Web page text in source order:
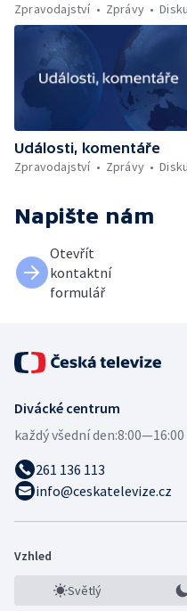
Zpravodajství
Zprávy
Události, komentáře
Zpravodajství
Zprávy
Napište nám
Otevřít
kontaktní
formulář
Divácké centrum
každý všední den:
261 136 113
info@ceskatelevize.cz
Vzhled
Světlý